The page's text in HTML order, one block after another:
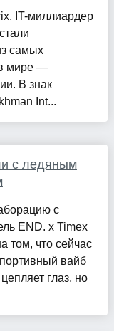
IT-миллиардер
самых
мире —
В знак
Int...
с ледяным
с
END. x Timex
том, что сейчас
вайб
глаз, но